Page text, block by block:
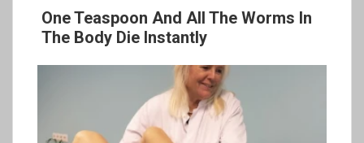
One Teaspoon And All The Worms In
The Body Die Instantly